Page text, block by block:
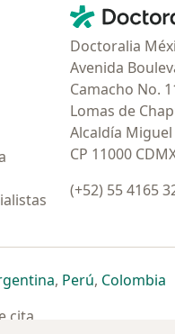
Contacto
Doctoralia - Página
Doctoralia
Avenida
Camacho No.
Lomas de
Alcaldía
CP 11000
(+52) 55 4165
pestaña
una nueva pestaña
en una nueva pestaña
se abre en una
, Perúse abre en
, Colombia
cita